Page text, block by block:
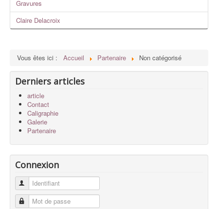
Gravures
Claire Delacroix
Vous êtes ici : Accueil Partenaire Non catégorisé
Derniers articles
article
Contact
Caligraphie
Galerie
Partenaire
Connexion
Identifiant
Mot de passe